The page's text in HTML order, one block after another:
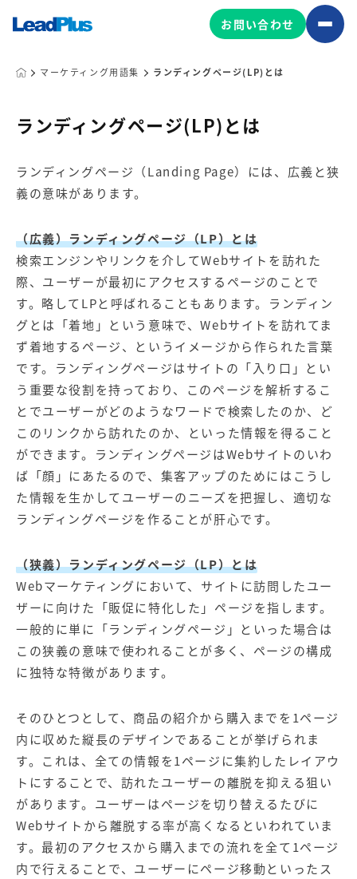
Web制作
コンテンツ制作
マーケティング基盤の製品
Leadplus One MyFolio
サイトアクセス解析ダッシュ
ボード
HubSpot導入・運用
マーケティングサービスの製品
【店舗型ビジネス向け】エリ
ア
マーケティングサービス
【金融機関向け】マーケティ
ング
サービス
【IT企業向け】マーケティン
グ
サービス
SNSアカウント運用代行サー
ビス（LINE）
広告プロモーションの製品
【塾・個別塾業界向け】新規
集客Web広告パッケージ
サイトアクセス増加パッケー
商圏ねらいうちパッケージ 求人パッケージ
Web制作の製品
WEBプラス
お問い合わせ
マーケティング用語集 ランディングページ(LP)とは
ランディングページ(LP)とは
ランディングページ（Landing Page）には、広義と狭
義の意味があります。
（広義）ランディングページ（LP）とは
検索エンジンやリンクを介してWebサイトを訪れた
際、ユーザーが最初にアクセスするページのことで
す。略してLPと呼ばれることもあります。ランディン
グとは「着地」という意味で、Webサイトを訪れてま
ず着地するページ、というイメージから作られた言葉
です。ランディングページはサイトの「入り口」とい
う重要な役割を持っており、このページを解析するこ
とでユーザーがどのようなワードで検索したのか、ど
このリンクから訪れたのか、といった情報を得ること
ができます。ランディングページはWebサイトのいわ
ば「顔」にあたるので、集客アップのためにはこうし
た情報を生かしてユーザーのニーズを把握し、適切な
ランディングページを作ることが肝心です。
（狭義）ランディングページ（LP）とは
Webマーケティングにおいて、サイトに訪問したユー
ザーに向けた「販促に特化した」ページを指します。
一般的に単に「ランディングページ」といった場合は
この狭義の意味で使われることが多く、ページの構成
に独特な特徴があります。
そのひとつとして、商品の紹介から購入までを1ページ
内に収めた縦長のデザインであることが挙げられま
す。これは、全ての情報を1ページに集約したレイアウ
トにすることで、訪れたユーザーの離脱を抑える狙い
があります。ユーザーはページを切り替えるたびに
Webサイトから離脱する率が高くなるといわれていま
す。最初のアクセスから購入までの流れを全て1ページ
内で行えることで、ユーザーにページ移動といったス